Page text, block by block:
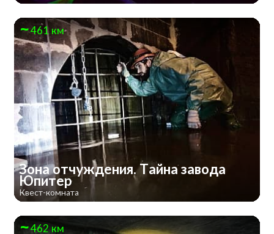
461 км
Зона отчуждения. Тайна завода
Юпитер
Квест-комната
462 км